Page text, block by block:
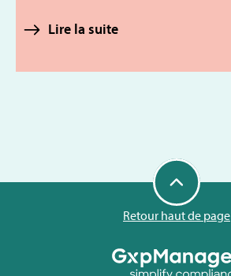
Lire la suite
Retour haut de page